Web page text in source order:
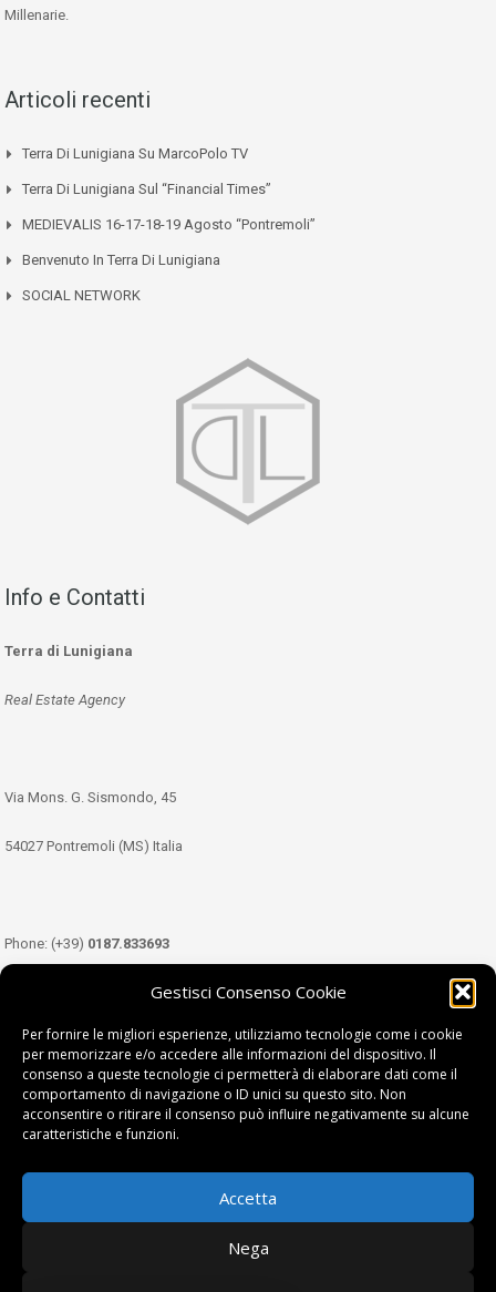
Gestisci Consenso Cookie
Per fornire le migliori esperienze, utilizziamo tecnologie come i cookie
per memorizzare e/o accedere alle informazioni del dispositivo. Il
consenso a queste tecnologie ci permetterà di elaborare dati come il
comportamento di navigazione o ID unici su questo sito. Non
acconsentire o ritirare il consenso può influire negativamente su alcune
caratteristiche e funzioni.
Accetta
Nega
Millenarie.
Articoli recenti
Terra Di Lunigiana Su MarcoPolo TV
Terra Di Lunigiana Sul “Financial Times”
MEDIEVALIS 16-17-18-19 Agosto “Pontremoli”
Benvenuto In Terra Di Lunigiana
SOCIAL NETWORK
Info e Contatti
Terra di Lunigiana
Real Estate Agency
Via Mons. G. Sismondo, 45
54027 Pontremoli (MS) Italia
Phone: (+39) 0187.833693
349.3489333
Email:info@tdl.it
Terra di Lunigiana © di Filippi William - P.Iva 01374450458